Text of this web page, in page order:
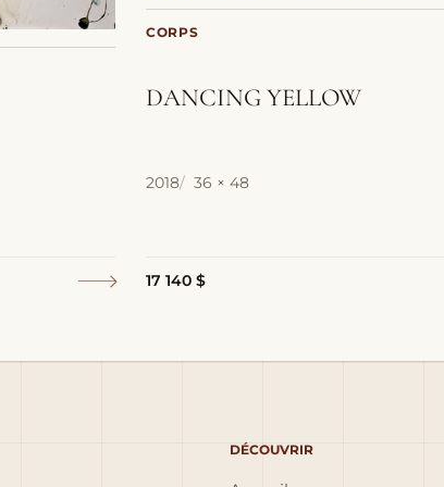
CORPS
DANCING YELLOW
2018 36 × 48
17 140 $
DÉCOUVRIR